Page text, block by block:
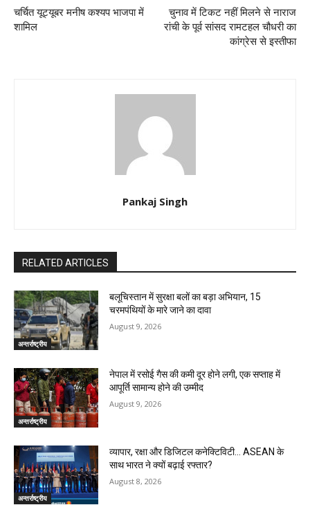
चर्चित यूट्यूबर मनीष कश्यप भाजपा में
शामिल
चुनाव में टिकट नहीं मिलने से नाराज
रांची के पूर्व सांसद रामटहल चौधरी का
कांग्रेस से इस्तीफा
Pankaj Singh
RELATED ARTICLES
अन्तर्राष्ट्रीय
बलूचिस्तान में सुरक्षा बलों का बड़ा अभियान, 15
चरमपंथियों के मारे जाने का दावा
August 9, 2026
अन्तर्राष्ट्रीय
नेपाल में रसोई गैस की कमी दूर होने लगी, एक सप्ताह में
आपूर्ति सामान्य होने की उम्मीद
August 9, 2026
अन्तर्राष्ट्रीय
व्यापार, रक्षा और डिजिटल कनेक्टिविटी… ASEAN के
साथ भारत ने क्यों बढ़ाई रफ्तार?
August 8, 2026